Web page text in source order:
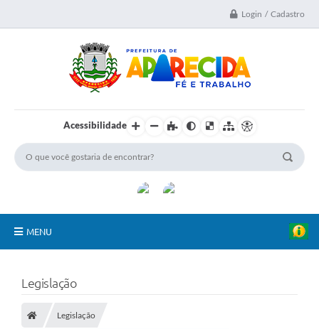
Login / Cadastro
Acessibilidade
MENU
Secretarias
Transparência
Legislação
Legislação